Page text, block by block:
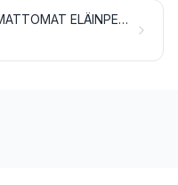
MUUALLE KUULUMATTOMAT ELÄINPERÄISET TUOTTEET